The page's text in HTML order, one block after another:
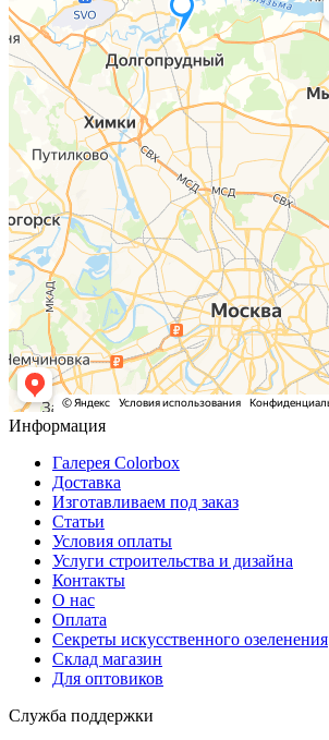
Информация
Галерея Colorbox
Доставка
Изготавливаем под заказ
Статьи
Условия оплаты
Услуги строительствa и дизайнa
Контакты
О нас
Оплата
Секреты искусственного озеленения
Склад магазин
Для оптовиков
Служба поддержки